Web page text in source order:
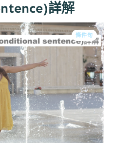
詳解
條件句